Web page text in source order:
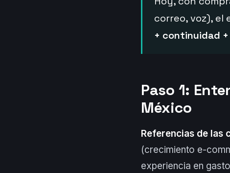
correo, voz), el
+ continuidad
Paso 1:
México
Referencias de las
(crecimiento e-
experiencia en